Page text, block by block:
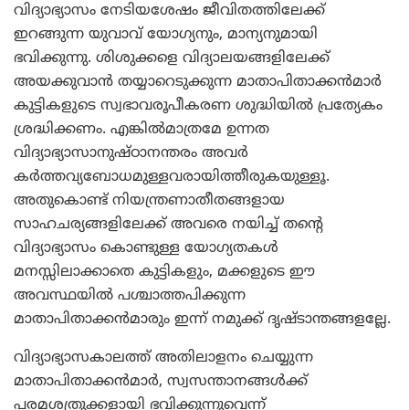
വിദ്യാഭ്യാസം നേടിയശേഷം ജീവിതത്തിലേക്ക്
ഇറങ്ങുന്ന യുവാവ് യോഗ്യനും, മാന്യനുമായി
ഭവിക്കുന്നു. ശിശുക്കളെ വിദ്യാലയങ്ങളിലേക്ക്
അയക്കുവാന്‍ തയ്യാറെടുക്കുന്ന മാതാപിതാക്കന്‍മാര്‍
കുട്ടികളുടെ സ്വഭാവരൂപീകരണ ശുദ്ധിയില്‍ പ്രത്യേകം
ശ്രദ്ധിക്കണം. എങ്കില്‍മാത്രമേ ഉന്നത
വിദ്യാഭ്യാസാനുഷ്ഠാനന്തരം അവര്‍
കര്‍ത്തവ്യബോധമുള്ളവരായിത്തീരുകയുള്ളൂ.
അതുകൊണ്ട് നിയന്ത്രണാതീതങ്ങളായ
സാഹചര്യങ്ങളിലേക്ക് അവരെ നയിച്ച് തന്റെ
വിദ്യാഭ്യാസം കൊണ്ടുള്ള യോഗ്യതകള്‍
മനസ്സിലാക്കാതെ കുട്ടികളും, മക്കളുടെ ഈ
അവസ്ഥയില്‍ പശ്ചാത്തപിക്കുന്ന
മാതാപിതാക്കന്‍മാരും ഇന്ന് നമുക്ക് ദൃഷ്ടാന്തങ്ങളല്ലേ.
വിദ്യാഭ്യാസകാലത്ത് അതിലാളനം ചെയ്യുന്ന
മാതാപിതാക്കന്‍മാര്‍, സ്വസന്താനങ്ങള്‍ക്ക്
പരമശത്രുക്കളായി ഭവിക്കുന്നുവെന്ന്